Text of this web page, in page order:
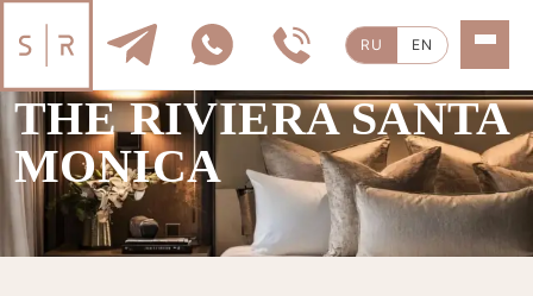
RU EN
ПРОДАЖА
THE RIVIERA SANTA
MONICA